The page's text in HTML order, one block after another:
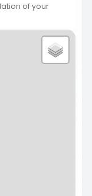
of your